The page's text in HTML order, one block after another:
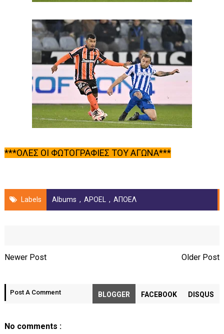
***ΟΛΕΣ ΟΙ ΦΩΤΟΓΡΑΦΙΕΣ ΤΟΥ ΑΓΩΝΑ***
Labels Albums , APOEL , ΑΠΟΕΛ
Newer Post Older Post
Post A Comment BLOGGER FACEBOOK DISQUS
No comments :